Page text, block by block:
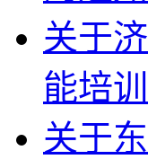
关于
能培
关于